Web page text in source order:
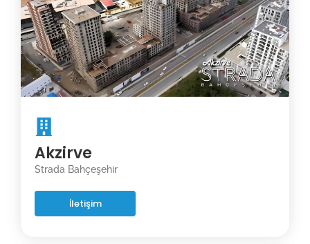
Akzirve
Strada Bahçeşehir
İletişim